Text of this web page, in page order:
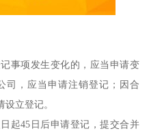
事项发生变化的，应当申请变
司，应当申请注销登记；因合
立登记。
起45日后申请登记，提交合并